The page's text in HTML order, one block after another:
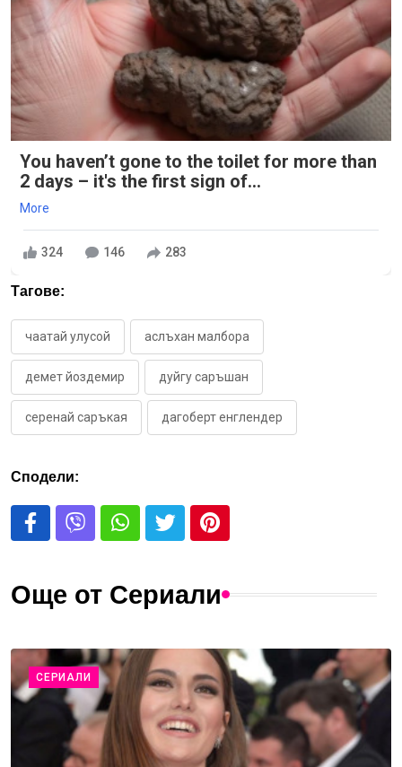
You haven’t gone to the toilet for more than
2 days – it's the first sign of...
More
324 146 283
Тагове:
чаатай улусой аслъхан малбора
демет йоздемир дуйгу саръшан
серенай саръкая дагоберт енглендер
Сподели:
Още от Сериали
СЕРИАЛИ